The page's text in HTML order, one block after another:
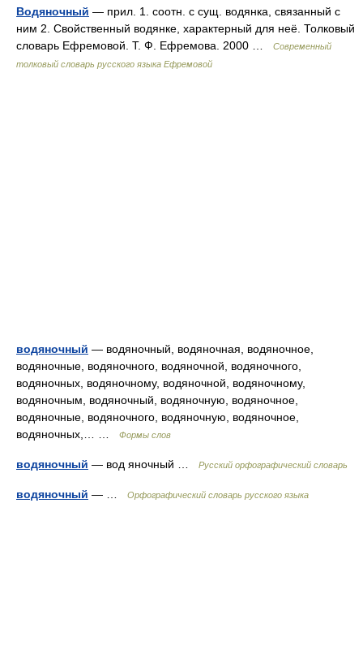
Водяночный — прил. 1. соотн. с сущ. водянка, связанный с
ним 2. Свойственный водянке, характерный для неё. Толковый
словарь Ефремовой. Т. Ф. Ефремова. 2000 …
Современный
толковый словарь русского языка Ефремовой
водяночный — водяночный, водяночная, водяночное,
водяночные, водяночного, водяночной, водяночного,
водяночных, водяночному, водяночной, водяночному,
водяночным, водяночный, водяночную, водяночное,
водяночные, водяночного, водяночную, водяночное,
водяночных,… …
Формы слов
водяночный — вод яночный … Русский орфографический словарь
водяночный — … Орфографический словарь русского языка